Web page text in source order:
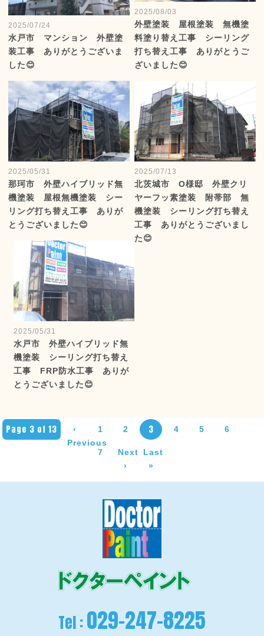
2025/08/03
外壁塗装 屋根塗装 無機塗
料塗り替え工事 シーリング
打ち替え工事 ありがとうご
ざいました😊
2025/07/24
水戸市 マンション 外壁塗
装工事 ありがとうございま
した😊
2025/07/13
北茨城市 O様邸 外壁クリ
ヤーフッ素塗装 附帯部 無
機塗装 シーリング打ち替え
工事 ありがとうございまし
た😊
2025/05/31
那珂市 外壁ハイブリッド無
機塗装 屋根無機塗装 シー
リング打ち替え工事 ありが
とうございました😊
2025/05/31
水戸市 外壁ハイブリッド無
機塗装 シーリング打ち替え
工事 FRP防水工事 ありが
とうございました😊
Page 3 of 13
‹
Previous
1 2 3 4 5 6
7
Next
›
Last
»
Tel :029-247-8225